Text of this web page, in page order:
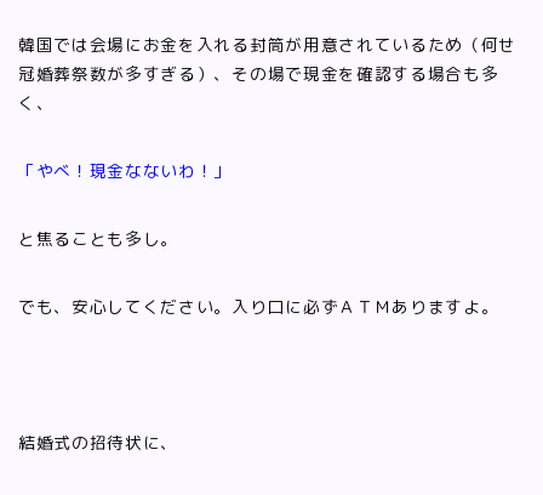
韓国では会場にお金を入れる封筒が用意されているため（何せ
冠婚葬祭数が多すぎる）、その場で現金を確認する場合も多
く、
「やべ！現金なないわ！」
と焦ることも多し。
でも、安心してください。入り口に必ずＡＴＭありますよ。
結婚式の招待状に、